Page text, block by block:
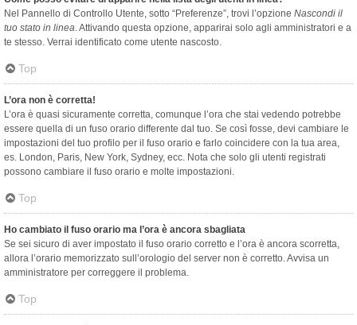
Nel Pannello di Controllo Utente, sotto “Preferenze”, trovi l’opzione Nascondi il
tuo stato in linea. Attivando questa opzione, apparirai solo agli amministratori e a
te stesso. Verrai identificato come utente nascosto.
Top
L’ora non è corretta!
L’ora è quasi sicuramente corretta, comunque l’ora che stai vedendo potrebbe
essere quella di un fuso orario differente dal tuo. Se così fosse, devi cambiare le
impostazioni del tuo profilo per il fuso orario e farlo coincidere con la tua area,
es. London, Paris, New York, Sydney, ecc. Nota che solo gli utenti registrati
possono cambiare il fuso orario e molte impostazioni.
Top
Ho cambiato il fuso orario ma l’ora è ancora sbagliata
Se sei sicuro di aver impostato il fuso orario corretto e l’ora è ancora scorretta,
allora l’orario memorizzato sull’orologio del server non è corretto. Avvisa un
amministratore per correggere il problema.
Top